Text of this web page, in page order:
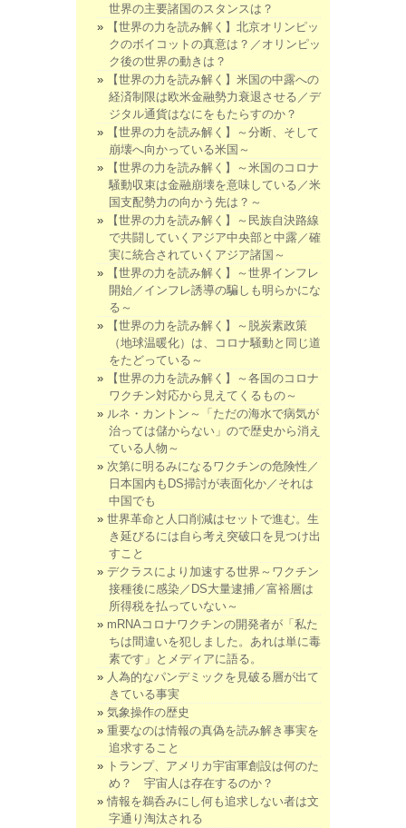
世界の主要諸国のスタンスは？
【世界の力を読み解く】北京オリンピッ
クのボイコットの真意は？／オリンピッ
ク後の世界の動きは？
【世界の力を読み解く】米国の中露への
経済制限は欧米金融勢力衰退させる／デ
ジタル通貨はなにをもたらすのか？
【世界の力を読み解く】～分断、そして
崩壊へ向かっている米国～
【世界の力を読み解く】～米国のコロナ
騒動収束は金融崩壊を意味している／米
国支配勢力の向かう先は？～
【世界の力を読み解く】～民族自決路線
で共闘していくアジア中央部と中露／確
実に統合されていくアジア諸国～
【世界の力を読み解く】～世界インフレ
開始／インフレ誘導の騙しも明らかにな
る～
【世界の力を読み解く】～脱炭素政策
（地球温暖化）は、コロナ騒動と同じ道
をたどっている～
【世界の力を読み解く】～各国のコロナ
ワクチン対応から見えてくるもの～
ルネ・カントン～「ただの海水で病気が
治っては儲からない」ので歴史から消え
ている人物～
次第に明るみになるワクチンの危険性／
日本国内もDS掃討が表面化か／それは
中国でも
世界革命と人口削減はセットで進む。生
き延びるには自ら考え突破口を見つけ出
すこと
デクラスにより加速する世界～ワクチン
接種後に感染／DS大量逮捕／富裕層は
所得税を払っていない～
mRNAコロナワクチンの開発者が「私た
ちは間違いを犯しました。あれは単に毒
素です」とメディアに語る。
人為的なパンデミックを見破る層が出て
きている事実
気象操作の歴史
重要なのは情報の真偽を読み解き事実を
追求すること
トランプ、アメリカ宇宙軍創設は何のた
め？ 宇宙人は存在するのか？
情報を鵜呑みにし何も追求しない者は文
字通り淘汰される